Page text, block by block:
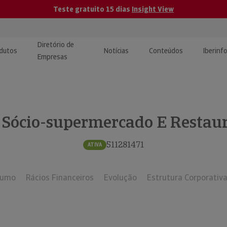
Teste gratuito 15 dias Insight View
e Monitorização de
Diretório de
Empresas
Notícias Conteúdos
| Estudos e
supermercado E
ATIVA 511281471
Rácios Financeiros Evolução Estrutura Corporativa